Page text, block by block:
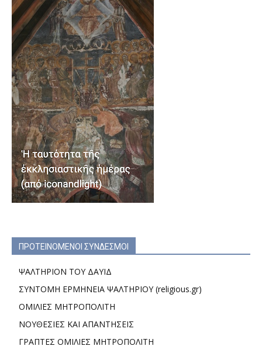
ΠΡΟΤΕΙΝΟΜΕΝΟΙ ΣΥΝΔΕΣΜΟΙ
ΨΑΛΤΗΡΙΟΝ ΤΟΥ ΔΑΥΙΔ
ΣΥΝΤΟΜΗ ΕΡΜΗΝΕΙΑ ΨΑΛΤΗΡΙΟΥ (religious.gr)
ΟΜΙΛΙΕΣ ΜΗΤΡΟΠΟΛΙΤΗ
ΝΟΥΘΕΣΙΕΣ ΚΑΙ ΑΠΑΝΤΗΣΕΙΣ
ΓΡΑΠΤΕΣ ΟΜΙΛΙΕΣ ΜΗΤΡΟΠΟΛΙΤΗ